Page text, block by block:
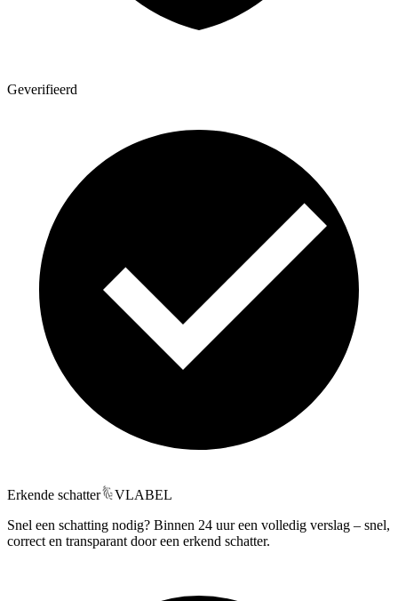
Geverifieerd
Erkende schatter
VLABEL
Snel een schatting nodig? Binnen 24 uur een volledig verslag – snel,
correct en transparant door een erkend schatter.